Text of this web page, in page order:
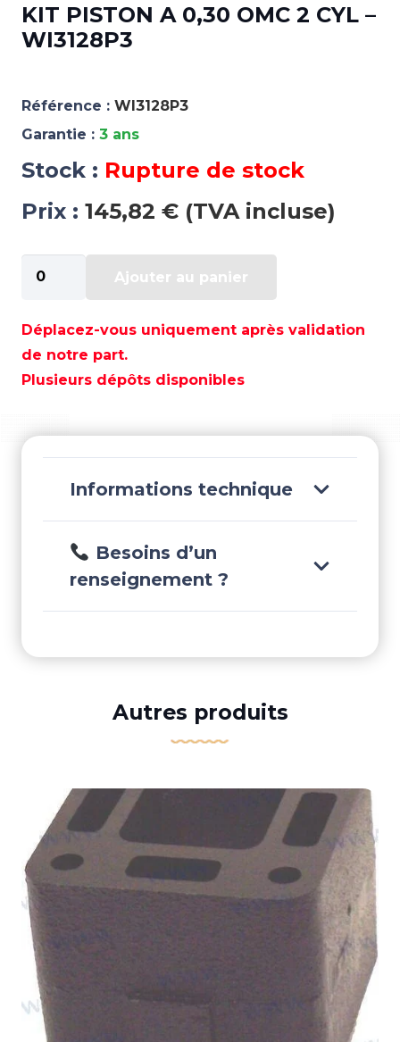
KIT PISTON A 0,30 OMC 2 CYL –
WI3128P3
Référence : WI3128P3
Garantie : 3 ans
Stock : Rupture de stock
Prix : 145,82 € (TVA incluse)
de
PISTON
A
0,30
CYL
WI3128P3
Ajouter au panier
Déplacez-vous uniquement après validation
de notre part.
Plusieurs dépôts disponibles
Informations technique
Besoins d’un
renseignement ?
Autres produits